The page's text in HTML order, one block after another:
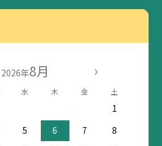
2026年8月
水 木 金 土
1
5 6 7
8